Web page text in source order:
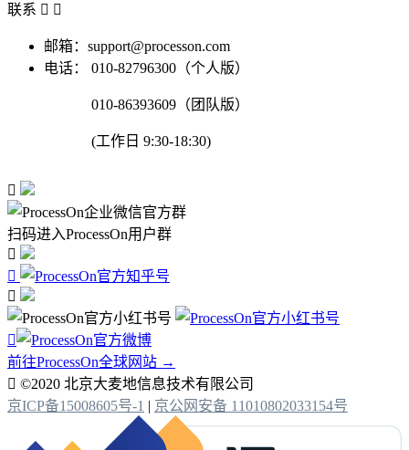
联系  
邮箱：support@processon.com
电话：
010-82796300（个人版）
010-86393609（团队版）
(工作日 9:30-18:30)

扫码进入ProcessOn用户群




前往ProcessOn全球网站 →
 ©2020 北京大麦地信息技术有限公司
京ICP备15008605号-1 | 京公网安备 11010802033154号